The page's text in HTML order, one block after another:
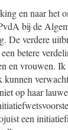
en naar het
bij de
De verdere
betere
en vrouwen.
op haar
een